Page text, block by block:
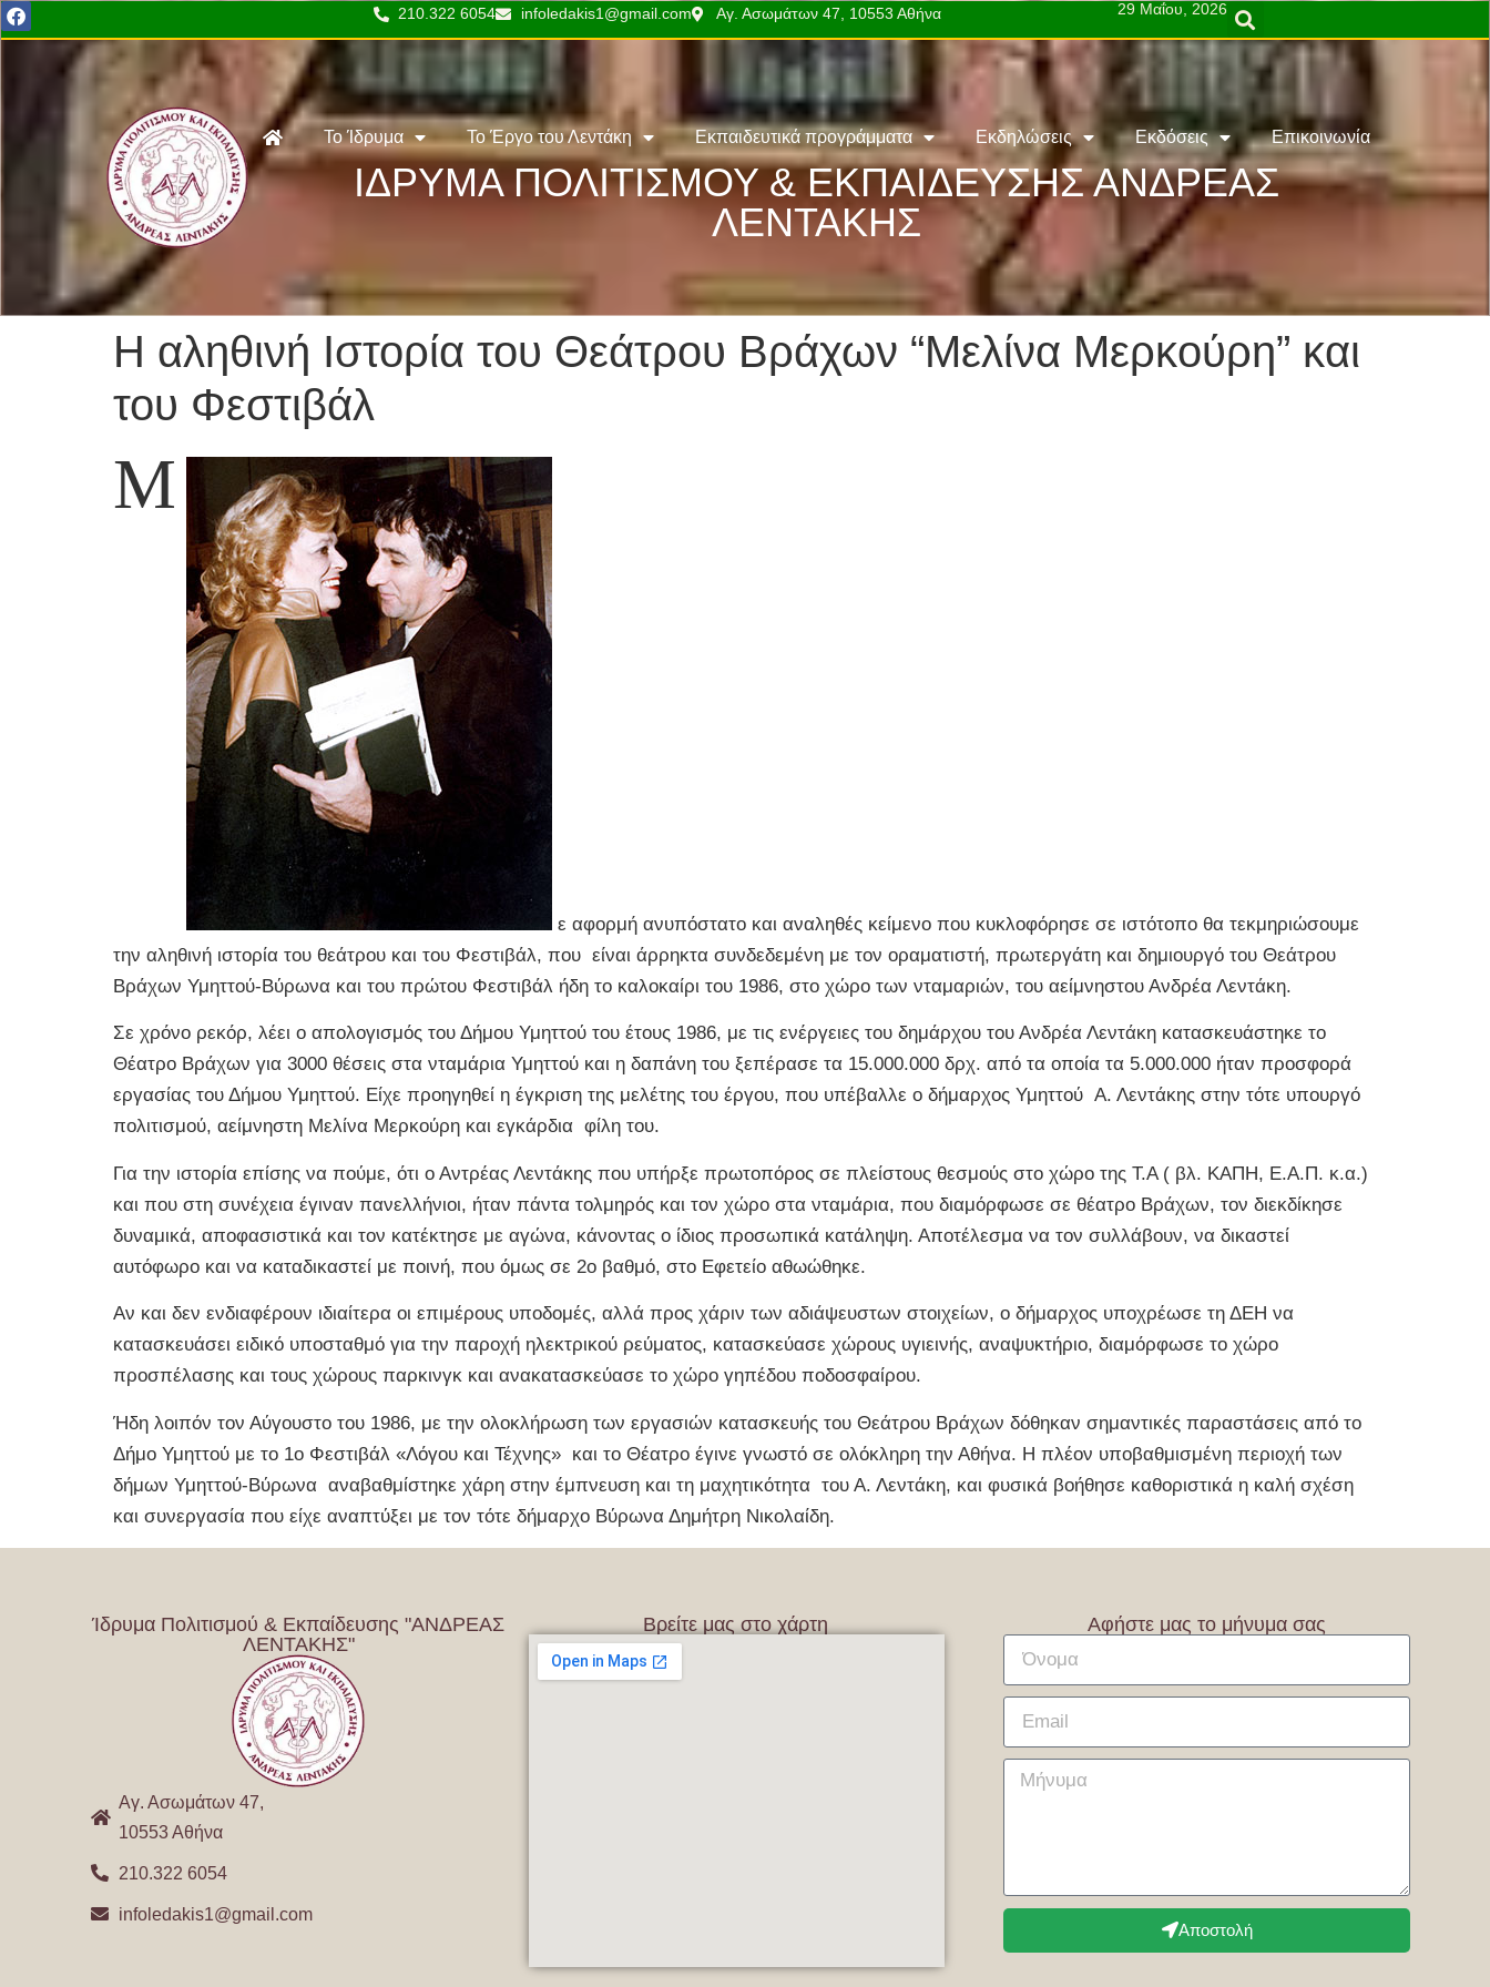
210.322 6054 infoledakis1@gmail.com Αγ. Ασωμάτων 47, 10553 Αθήνα 29 Μαΐου, 2026
Το Ίδρυμα Το Έργο του Λεντάκη Εκπαιδευτικά προγράμματα Εκδηλώσεις Εκδόσεις Επικοινωνία
ΙΔΡΥΜΑ ΠΟΛΙΤΙΣΜΟΥ & ΕΚΠΑΙΔΕΥΣΗΣ ΑΝΔΡΕΑΣ
ΛΕΝΤΑΚΗΣ
Η αληθινή Ιστορία του Θεάτρου Βράχων “Μελίνα Μερκούρη” και
του Φεστιβάλ
Μ
ε αφορμή ανυπόστατο και αναληθές κείμενο που κυκλοφόρησε σε ιστότοπο θα τεκμηριώσουμε
την αληθινή ιστορία του θεάτρου και του Φεστιβάλ, που είναι άρρηκτα συνδεδεμένη με τον οραματιστή, πρωτεργάτη και δημιουργό του Θεάτρου
Βράχων Υμηττού-Βύρωνα και του πρώτου Φεστιβάλ ήδη το καλοκαίρι του 1986, στο χώρο των νταμαριών, του αείμνηστου Ανδρέα Λεντάκη.
Σε χρόνο ρεκόρ, λέει ο απολογισμός του Δήμου Υμηττού του έτους 1986, με τις ενέργειες του δημάρχου του Ανδρέα Λεντάκη κατασκευάστηκε το
Θέατρο Βράχων για 3000 θέσεις στα νταμάρια Υμηττού και η δαπάνη του ξεπέρασε τα 15.000.000 δρχ. από τα οποία τα 5.000.000 ήταν προσφορά
εργασίας του Δήμου Υμηττού. Είχε προηγηθεί η έγκριση της μελέτης του έργου, που υπέβαλλε ο δήμαρχος Υμηττού Α. Λεντάκης στην τότε υπουργό
πολιτισμού, αείμνηστη Μελίνα Μερκούρη και εγκάρδια φίλη του.
Για την ιστορία επίσης να πούμε, ότι ο Αντρέας Λεντάκης που υπήρξε πρωτοπόρος σε πλείστους θεσμούς στο χώρο της Τ.Α ( βλ. ΚΑΠΗ, Ε.Α.Π. κ.α.)
και που στη συνέχεια έγιναν πανελλήνιοι, ήταν πάντα τολμηρός και τον χώρο στα νταμάρια, που διαμόρφωσε σε θέατρο Βράχων, τον διεκδίκησε
δυναμικά, αποφασιστικά και τον κατέκτησε με αγώνα, κάνοντας ο ίδιος προσωπικά κατάληψη. Αποτέλεσμα να τον συλλάβουν, να δικαστεί
αυτόφωρο και να καταδικαστεί με ποινή, που όμως σε 2ο βαθμό, στο Εφετείο αθωώθηκε.
Αν και δεν ενδιαφέρουν ιδιαίτερα οι επιμέρους υποδομές, αλλά προς χάριν των αδιάψευστων στοιχείων, ο δήμαρχος υποχρέωσε τη ΔΕΗ να
κατασκευάσει ειδικό υποσταθμό για την παροχή ηλεκτρικού ρεύματος, κατασκεύασε χώρους υγιεινής, αναψυκτήριο, διαμόρφωσε το χώρο
προσπέλασης και τους χώρους παρκινγκ και ανακατασκεύασε το χώρο γηπέδου ποδοσφαίρου.
Ήδη λοιπόν τον Αύγουστο του 1986, με την ολοκλήρωση των εργασιών κατασκευής του Θεάτρου Βράχων δόθηκαν σημαντικές παραστάσεις από το
Δήμο Υμηττού με το 1ο Φεστιβάλ «Λόγου και Τέχνης» και το Θέατρο έγινε γνωστό σε ολόκληρη την Αθήνα. Η πλέον υποβαθμισμένη περιοχή των
δήμων Υμηττού-Βύρωνα αναβαθμίστηκε χάρη στην έμπνευση και τη μαχητικότητα του Α. Λεντάκη, και φυσικά βοήθησε καθοριστικά η καλή σχέση
και συνεργασία που είχε αναπτύξει με τον τότε δήμαρχο Βύρωνα Δημήτρη Νικολαίδη.
Ίδρυμα Πολιτισμού & Εκπαίδευσης "ΑΝΔΡΕΑΣ
ΛΕΝΤΑΚΗΣ"
Αγ. Ασωμάτων 47,
10553 Αθήνα
210.322 6054
infoledakis1@gmail.com
Βρείτε μας στο χάρτη Αφήστε μας το μήνυμα σας
Αποστολή